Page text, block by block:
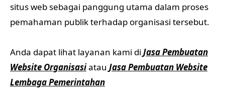
situs web sebagai panggung utama dalam proses
pemahaman publik terhadap organisasi tersebut.
Anda dapat lihat layanan kami di Jasa Pembuatan
Website Organisasiatau Jasa Pembuatan Website
Lembaga Pemerintahan